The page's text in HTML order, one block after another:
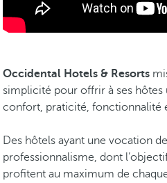
Occidental Hotels & Resorts
simplicité pour offrir à ses
confort, praticité, fonctionnalité
Des hôtels ayant une vocation
professionnalisme, dont
profitent au maximum de